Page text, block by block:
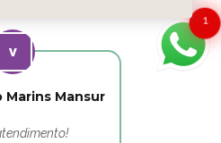
Mansur
1